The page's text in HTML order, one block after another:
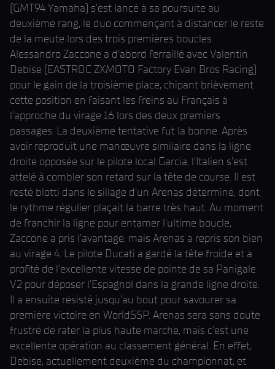
(GMT94 Yamaha) s'est lancé à sa poursuite au
deuxième rang, le duo commençant à distancer le reste
de la meute lors des trois premières boucles.
Alessandro Zaccone a d'abord ferraillé avec Valentin
Debise (EASTROC ZXMOTO Factory Evan Bros Racing)
pour le gain de la troisième place, chipant brièvement
cette position en faisant les freins au Français à
l'approche du virage 16 lors des deux premiers
passages. La deuxième tentative fut la bonne. Après
avoir reproduit une manœuvre similaire dans la ligne
droite opposée sur le pilote local Garcia, l'Italien s'est
attelé à combler son retard sur la tête de course. Il est
resté blotti dans le sillage d'un Arenas déterminé, dont
le rythme régulier plaçait la barre très haut. Au moment
de franchir la ligne pour entamer l'ultime boucle,
Zaccone a pris l'avantage, mais Arenas a repris son bien
au virage 4. Le pilote Ducati a gardé la tête froide et a
profité de l'excellente vitesse de pointe de sa Panigale
V2 pour déposer l'Espagnol dans la grande ligne droite.
Il a ensuite résisté jusqu'au bout pour savourer sa
première victoire en WorldSSP. Arenas sera sans doute
frustré de rater la plus haute marche, mais c'est une
excellente opération au classement général. En effet,
Debise, actuellement deuxième du championnat, et